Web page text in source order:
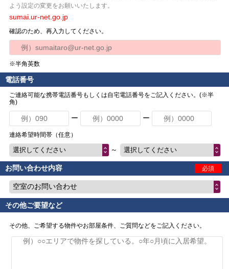
よう設定の変更をお願いいたします。
sumai.ur-net.go.jp
確認のため、再入力してください。
※半角英数
電話番号
ご連絡可能な携帯電話番号もしくは自宅電話番号をご記入ください。(※半
角)
ー ー
連絡希望時間帯（任意）
選択してください ～ 選択してください
お問い合わせ内容 必須
空室のお問い合わせ
その他ご要望など
その他、ご希望する物件やお部屋条件、ご質問などをご記入ください。